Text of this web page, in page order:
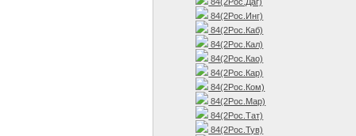
84(2Рос.Инг)
84(2Рос.Каб)
84(2Рос.Кал)
84(2Рос.Као)
84(2Рос.Кар)
84(2Рос.Ком)
84(2Рос.Мар)
84(2Рос.Тат)
84(2Рос.Тув)